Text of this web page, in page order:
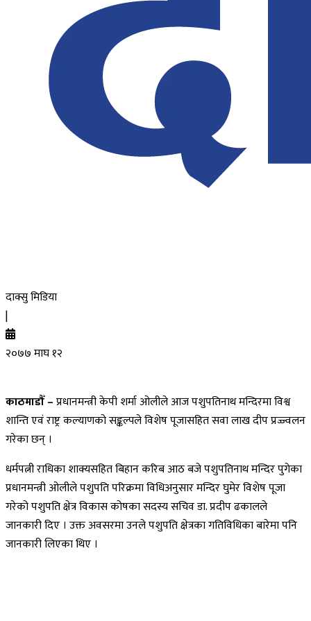
दाक्सु मिडिया
|
२०७७ माघ १२
काठमाडौँ –प्रधानमन्त्री केपी शर्मा ओलीले आज पशुपतिनाथ मन्दिरमा विश्व
शान्ति एवं राष्ट्र कल्याणको सङ्कल्पले विशेष पूजासहित सवा लाख दीप प्रज्ज्वलन
गरेका छन् ।
धर्मपत्नी राधिका शाक्यसहित बिहान करिब आठ बजे पशुपतिनाथ मन्दिर पुगेका
प्रधानमन्त्री ओलीले पशुपति परिक्रमा विधिअनुसार मन्दिर घुमेर विशेष पूजा
गरेको पशुपति क्षेत्र विकास कोषका सदस्य सचिव डा. प्रदीप ढकालले
जानकारी दिए । उक्त अवसरमा उनले पशुपति क्षेत्रका गतिविधिका बारेमा पनि
जानकारी लिएका थिए ।